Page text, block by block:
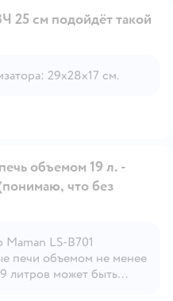
вопрос
25 см подойдёт такой
29х28х17 см.
вопрос
объемом 19 л. -
что без
Maman LS-B701
печи объемом не менее
литров может быть